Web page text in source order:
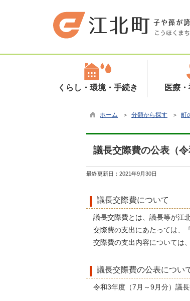
くらし・環境・手続き 医療
ホーム ＞ 分類から探す ＞ 町
議長交際費の公表（
最終更新日： 2021年9月30日
議長交際費について
議長交際費とは、議長等が江
交際費の支出にあたっては、
交際費の支出内容については
議長交際費の公表につい
令和3年度（7月～9月分）議長